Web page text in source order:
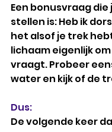
Een bonusvraag
stellen is: Heb ik
het alsof je trek
lichaam eigenlijk
vraagt. Probeer
water en kijk of de
Dus:
De volgende keer